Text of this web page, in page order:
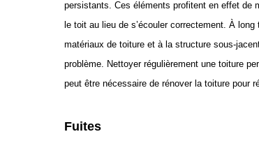
persistants. Ces éléments profitent en effet de
le toit au lieu de s’écouler correctement. À
matériaux de toiture et à la structure sous-
problème. Nettoyer régulièrement une toiture
peut être nécessaire de rénover la toiture pour
Fuites